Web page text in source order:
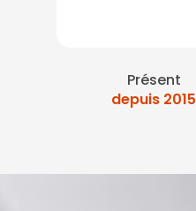
Présent
depuis 2015